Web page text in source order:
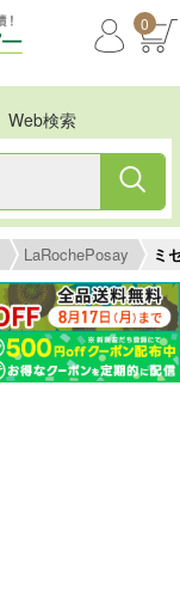
0
Web検索
LaRochePosay ミ